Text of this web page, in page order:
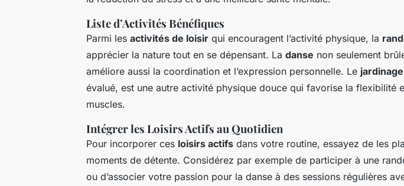
Liste d’Activités Bénéfiques
Parmi les activités de loisir qui encouragent l’activité physique, la
apprécier la nature tout en se dépensant. La danse non seulement
améliore aussi la coordination et l’expression personnelle. Le jardinage
évalué, est une autre activité physique douce qui favorise la flexibilité
muscles.
Intégrer les Loisirs Actifs au Quotidien
Pour incorporer ces loisirs actifs dans votre routine, essayez de les
moments de détente. Considérez par exemple de participer à une
ou d’associer votre passion pour la danse à des sessions régulières